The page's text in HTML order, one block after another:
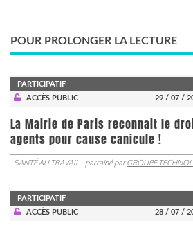
POUR PROLONGER LA LECTURE
PARTICIPATIF
ACCÈS PUBLIC
29 / 07 /
La Mairie de Paris reconnait le
agents pour cause canicule !
SANTÉ AU TRAVAIL parrainé parGROUPE
PARTICIPATIF
ACCÈS PUBLIC
28 / 07 /